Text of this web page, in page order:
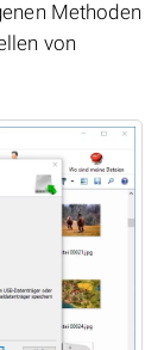
Methoden
von